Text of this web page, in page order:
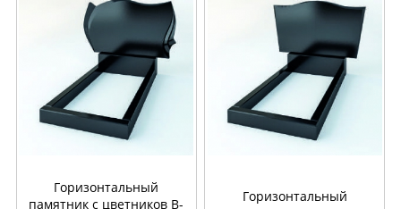
Горизонтальный
памятник с цветников B-
Горизонтальный